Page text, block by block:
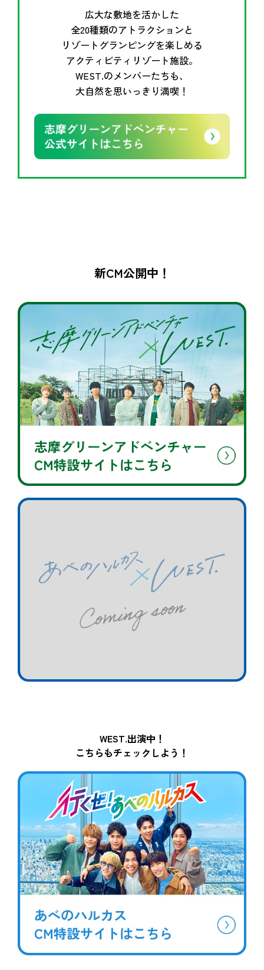
広大な敷地を活かした
全20種類のアトラクションと
リゾートグランピングを楽しめる
アクティビティリゾート施設。
WEST.のメンバーたちも、
大自然を思いっきり満喫！
新CM公開中！
WEST.出演中！
こちらもチェックしよう！